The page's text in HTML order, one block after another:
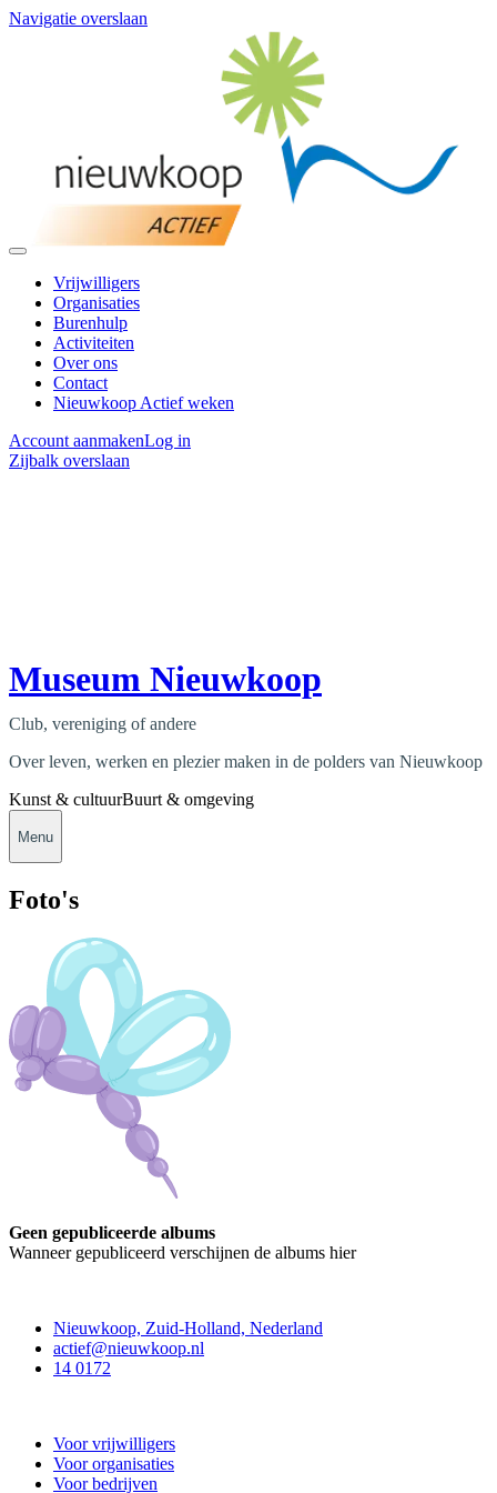
Navigatie overslaan
Vrijwilligers
Organisaties
Burenhulp
Activiteiten
Over ons
Contact
Nieuwkoop Actief weken
Account aanmakenLog in
Zijbalk overslaan
Museum Nieuwkoop
Club, vereniging of andere
Over leven, werken en plezier maken in de polders van Nieuwkoop
Kunst & cultuurBuurt & omgeving
Menu
Foto's
Geen gepubliceerde albums
Wanneer gepubliceerd verschijnen de albums hier
Nieuwkoop, Zuid-Holland, Nederland
actief@nieuwkoop.nl
14 0172
Voor vrijwilligers
Voor organisaties
Voor bedrijven